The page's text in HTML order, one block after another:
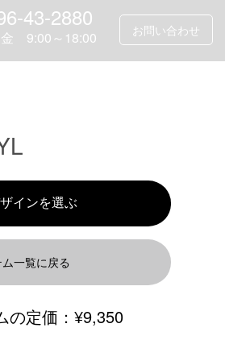
お問い合わせ
43-2880
金 9:00～18:00
一覧に戻る
の定価： ¥9,350